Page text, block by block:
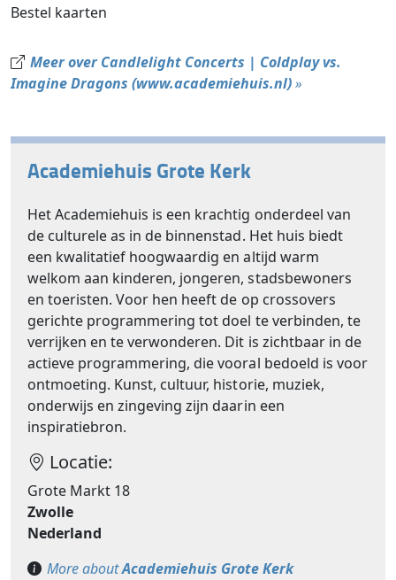
Bestel kaarten
Meer over Candlelight Concerts | Coldplay vs.
Imagine Dragons (www.academiehuis.nl)»
Academiehuis Grote Kerk
Het Academiehuis is een krachtig onderdeel van
de culturele as in de binnenstad. Het huis biedt
een kwalitatief hoogwaardig en altijd warm
welkom aan kinderen, jongeren, stadsbewoners
en toeristen. Voor hen heeft de op crossovers
gerichte programmering tot doel te verbinden, te
verrijken en te verwonderen. Dit is zichtbaar in de
actieve programmering, die vooral bedoeld is voor
ontmoeting. Kunst, cultuur, historie, muziek,
onderwijs en zingeving zijn daarin een
inspiratiebron.
Locatie:
Grote Markt 18
Zwolle
Nederland
More aboutAcademiehuis Grote Kerk